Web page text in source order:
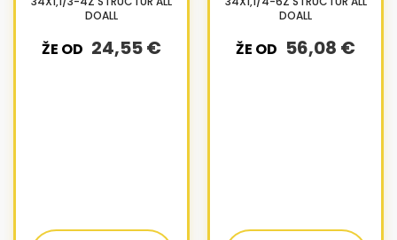
DOALL
ŽE OD 24,55 €
DOALL
ŽE OD 56,08 €